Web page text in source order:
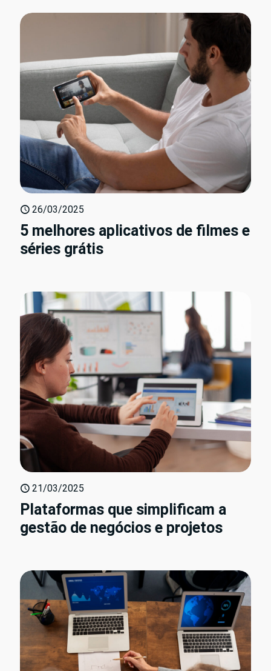
26/03/2025
5 melhores aplicativos de filmes e
séries grátis
21/03/2025
Plataformas que simplificam a
gestão de negócios e projetos